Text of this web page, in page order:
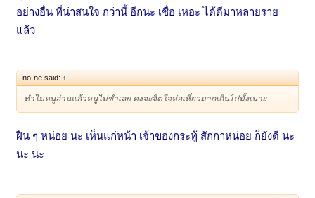
อย่างอื่น ที่น่าสนใจ กว่านี้ อีกนะ เชื่อ เหอะ ได้ดีมาหลายราย
แล้ว
no-ne said: ↑
ทำไมหนูอ่านแล้วหนูไม่ขำเลย คงจะจิตใจห่อเหี่ยวมากเกินไปมั้งเนาะ
ฝืน ๆ หน่อย นะ เห็นแก่หน้า เจ้าของกระทู้ สักกาหน่อย ก็ยังดี นะ
นะ นะ